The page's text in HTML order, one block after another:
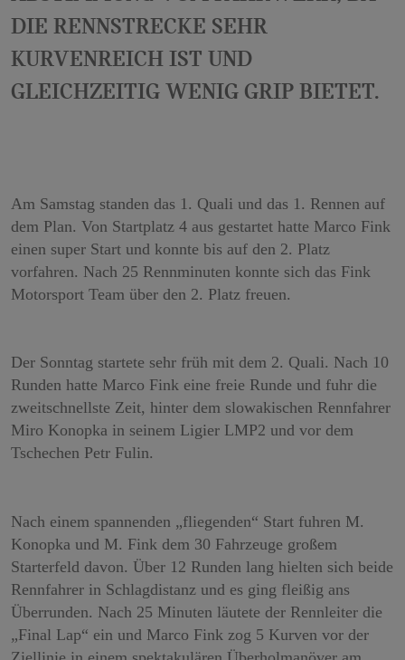
die Rennstrecke sehr
kurvenreich ist und
gleichzeitig wenig Grip bietet.
Am Samstag standen das 1. Quali und das 1. Rennen auf
dem Plan. Von Startplatz 4 aus gestartet hatte Marco Fink
einen super Start und konnte bis auf den 2. Platz
vorfahren. Nach 25 Rennminuten konnte sich das Fink
Motorsport Team über den 2. Platz freuen.
Der Sonntag startete sehr früh mit dem 2. Quali. Nach 10
Runden hatte Marco Fink eine freie Runde und fuhr die
zweitschnellste Zeit, hinter dem slowakischen Rennfahrer
Miro Konopka in seinem Ligier LMP2 und vor dem
Tschechen Petr Fulin.
Nach einem spannenden „fliegenden“ Start fuhren M.
Konopka und M. Fink dem 30 Fahrzeuge großem
Starterfeld davon. Über 12 Runden lang hielten sich beide
Rennfahrer in Schlagdistanz und es ging fleißig ans
Überrunden. Nach 25 Minuten läutete der Rennleiter die
„Final Lap“ ein und Marco Fink zog 5 Kurven vor der